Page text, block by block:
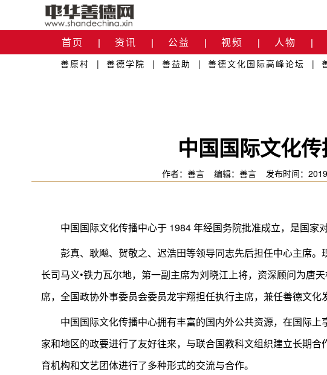
首页 | 资讯 | 公益 | 视频 | 人物 |
关于我们
善原村 | 善德学院 | 善益助 | 善德文化国际高峰论坛 |
中国国际文化
作者：善言 编辑：善言 发布时间：
中国国际文化传播中心于 1984 年经国务院批准成立，是国家
彭真、耿飚、贺敬之、迟浩田等领导同志先后担任中心主席
长司马义•铁力瓦尔地，第一副主席为刘晓江上将，资深顾问为唐
席，全国政协外事委员会委员龙宇翔担任执行主席，兼任善德文化
中国国际文化传播中心拥有丰富的国内外公共资源，在国际
家和地区的政要进行了友好往来，与联合国教科文组织建立长期
育机构和文艺团体进行了多种形式的交流与合作。